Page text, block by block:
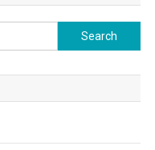
Search
for: